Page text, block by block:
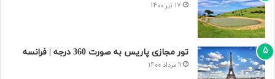
17 تیر 1400
تور مجازی پاریس به صورت 360 درجه | فرانسه
9 مرداد 1400